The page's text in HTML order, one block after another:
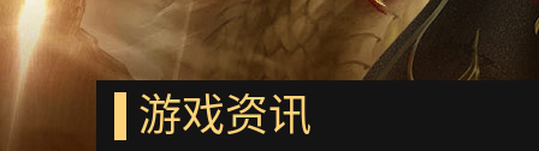
游戏资讯